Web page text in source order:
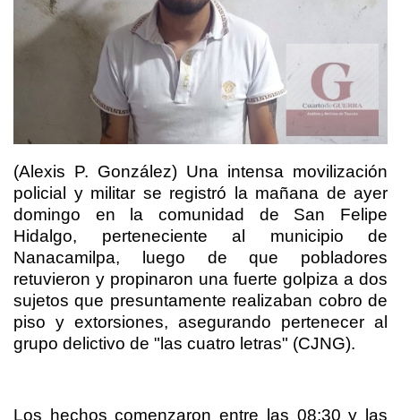
(Alexis P. González) Una intensa movilización
policial y militar se registró la mañana de ayer
domingo en la comunidad de San Felipe
Hidalgo, perteneciente al municipio de
Nanacamilpa, luego de que pobladores
retuvieron y propinaron una fuerte golpiza a dos
sujetos que presuntamente realizaban cobro de
piso y extorsiones, asegurando pertenecer al
grupo delictivo de "las cuatro letras" (CJNG).
Los hechos comenzaron entre las 08:30 y las